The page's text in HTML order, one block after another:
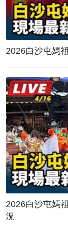
2026白沙屯媽
2026白沙屯媽
況